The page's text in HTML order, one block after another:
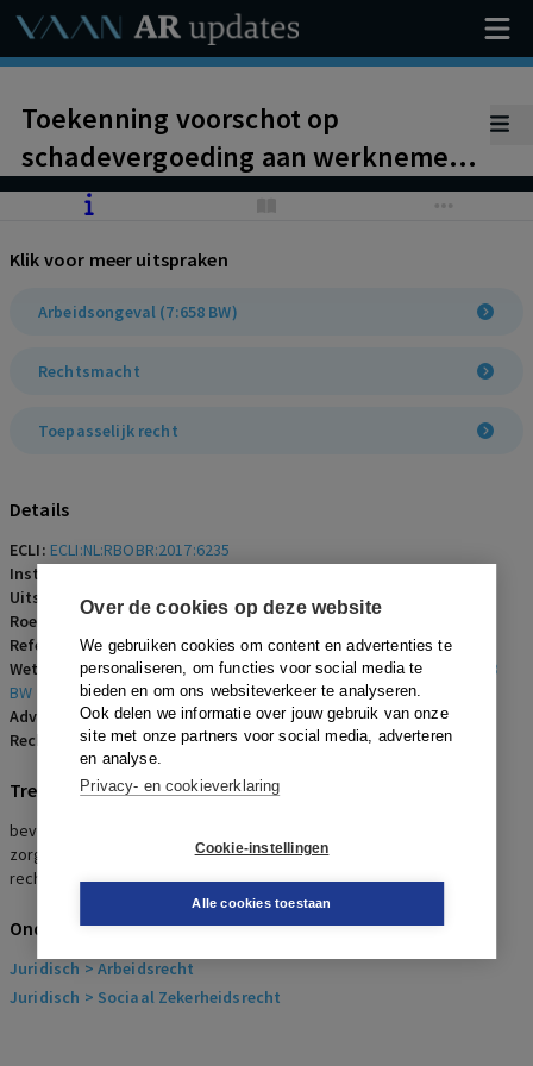
Over de cookies op deze website
We gebruiken cookies om content en advertenties te
personaliseren, om functies voor social media te
bieden en om ons websiteverkeer te analyseren.
Ook delen we informatie over jouw gebruik van onze
site met onze partners voor social media, adverteren
en analyse.
Privacy- en cookieverklaring
Cookie-instellingen
Alle cookies toestaan
Toekenning voorschot op
schadevergoeding aan werknemer
in kort geding na arbeidsongeval in
zorgplicht (onder meer)
geschonden door geen
stellen. Nederlandse rechter
bevoegd.
Klik voor meer uitspraken
Arbeidsongeval (7:658 BW)
Rechtsmacht
Toepasselijk recht
Details
ECLI: ECLI:NL:RBOBR:2017:6235
Instantie:
Uitspraakdatum:
27 november 2017
Roepnaam:werknemer/Smetjet B.V.
Referentienummer:AR-2017-1431
Wetsartikelen:1019cc Rv,21 EEX-Vo II,8 Rome I-Verordening
7:658
BW
Advocaten:G.J.F.M. Linders en N.M.J.H. van den Bogaard
Rechters:E. Loesberg
Trefwoorden
bevoegdheid rechter, rechtsmacht, Rome I, arbeidsongeval,
zorgplicht werkgever, werkgeversaansprakelijkheid, toepasselijk
recht
Onderwerpen
Juridisch > Arbeidsrecht
Juridisch > Sociaal Zekerheidsrecht